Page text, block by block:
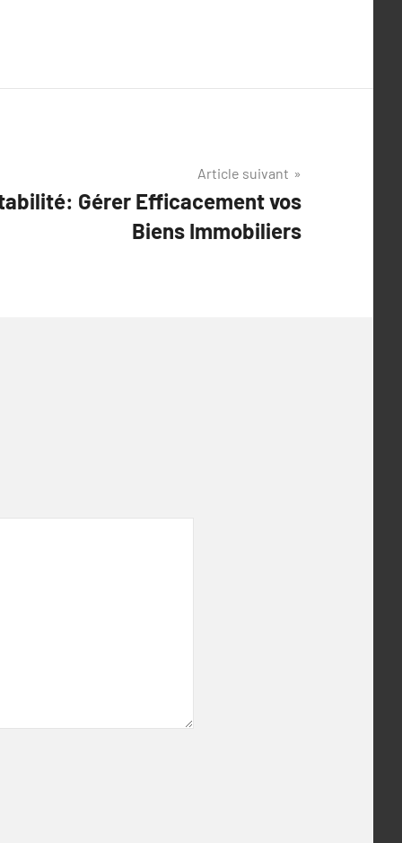
Article suivant
Gérer Efficacement vos
Biens Immobiliers